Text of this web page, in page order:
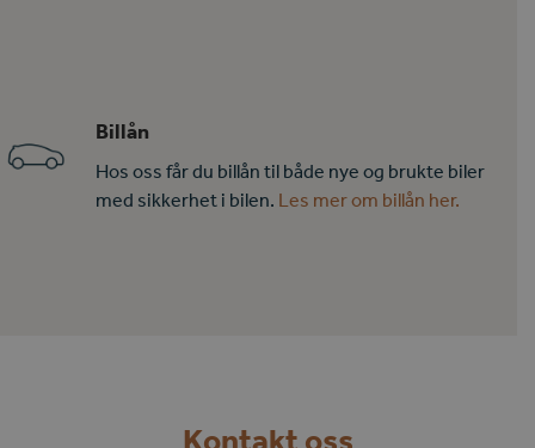
Billån
Hos oss får du billån til både nye og brukte biler
med sikkerhet i bilen. Les mer om billån her.
Kontakt oss